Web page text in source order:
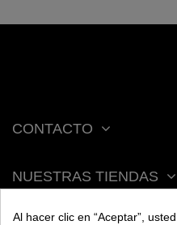
CONTACTO
NUESTRAS TIENDAS
Al hacer clic en “Aceptar”,